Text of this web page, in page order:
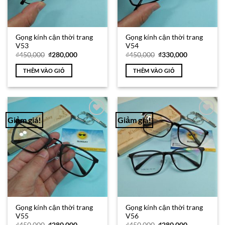
Gọng kính cận thời trang
V53
₫450,000 Giá
là:
₫450,000.
₫280,000Giá
THÊM VÀO GIỎ
Gọng kính cận thời trang
V54
₫450,000 Giá
là:
₫450,000.
₫330,000Giá
THÊM VÀO GIỎ
Giảm giá!
Add to
Wishlist
Gọng kính cận thời trang
V55
Giảm giá!
Add to
Wishlist
Gọng kính cận thời trang
V56